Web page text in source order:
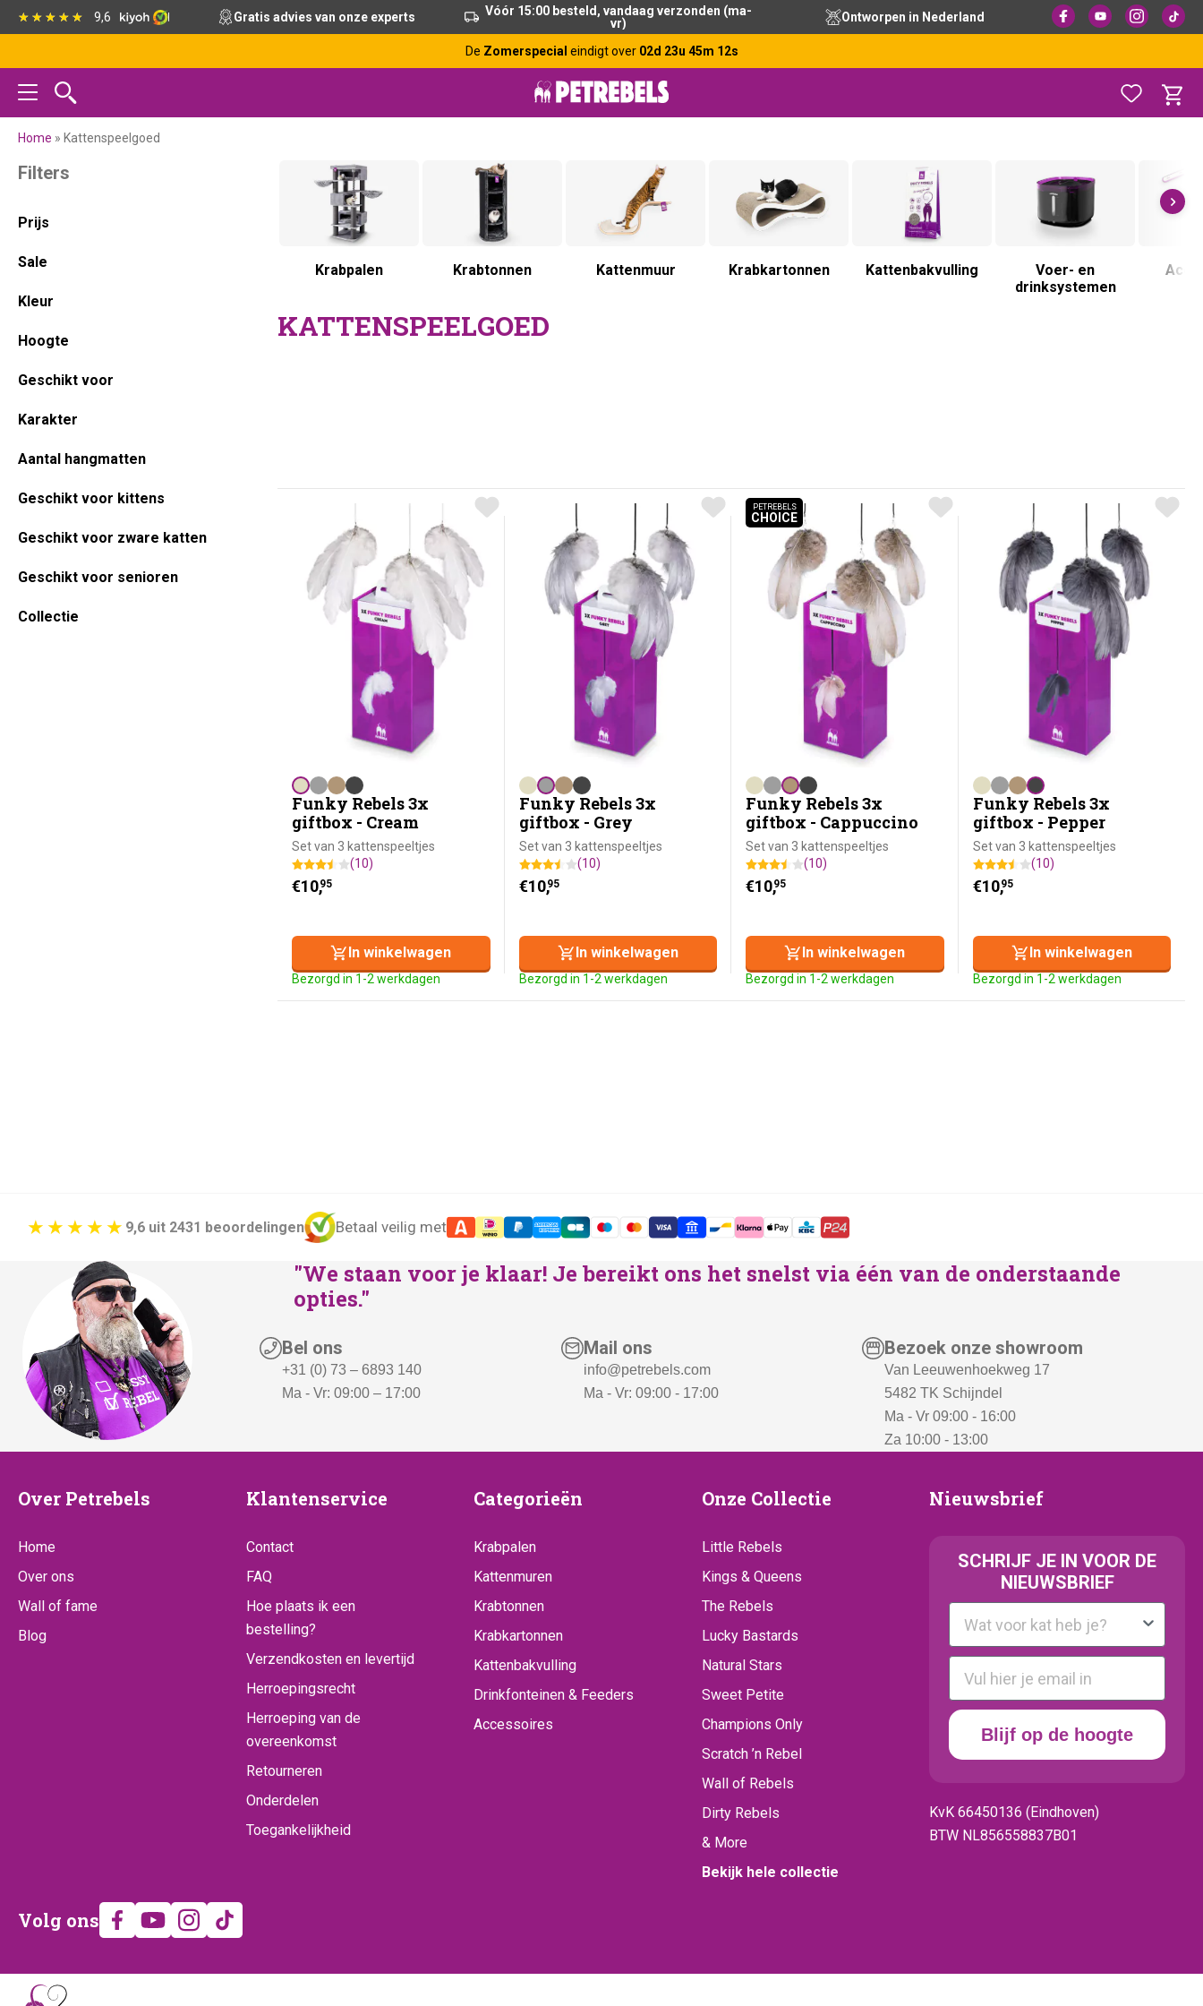
Spring
hoofdnavigatie
Door
hoofd
inhoud
Spring
eerste
sidebar
Spring
voettekst
9,6 Gratis advies van onze experts
Vóór 15:00 besteld, vandaag verzonden (ma-
vr)
Ontworpen in Nederland
De Zomerspecial eindigt over 02d 23u 45m 11s
Home » Kattenspeelgoed
Krabpalen Krabtonnen Kattenmuur Krabkartonnen Kattenbakvulling
Voer- en
drinksystemen
KATTENSPEELGOED
Funky Rebels 3x
giftbox - Cream
Set van 3 kattenspeeltjes
(10)
€10,95
Bezorgd in 1-2 werkdagen
In winkelwagen
Funky Rebels 3x
giftbox - Grey
Set van 3 kattenspeeltjes
(10)
€10,95
Bezorgd in 1-2 werkdagen
In winkelwagen
PETREBELS
CHOICEPETREBELS CHOICE
Funky Rebels 3x
giftbox - Cappuccino
Set van 3 kattenspeeltjes
(10)
€10,95
Bezorgd in 1-2 werkdagen
In winkelwagen
Funky Rebels 3x
giftbox - Pepper
Set van 3 kattenspeeltjes
(10)
€10,95
Bezorgd in 1-2 werkdagen
In winkelwagen
Primaire
Filters
Prijs
Sale
Kleur
Hoogte
Geschikt voor
Karakter
Aantal hangmatten
Geschikt voor kittens
Geschikt voor zware katten
Geschikt voor senioren
Collectie
Betaal veilig met
9,6 uit 2431 beoordelingen
"We staan voor je klaar! Je bereikt ons het snelst via één van de onderstaande
opties."
Bel ons
+31 (0) 73 – 6893 140
Ma - Vr: 09:00 – 17:00
Mail ons
info@petrebels.com
Ma - Vr: 09:00 - 17:00
Bezoek onze showroom
Van Leeuwenhoekweg 17
5482 TK Schijndel
Ma - Vr 09:00 - 16:00
Za 10:00 - 13:00
Over
Petrebels
Over Petrebels
Home
Over ons
Wall of fame
Blog
Klantenservice
Klantenservice
Contact
FAQ
Hoe plaats ik een
bestelling?
Verzendkosten en levertijd
Herroepingsrecht
Herroeping van de
overeenkomst
Retourneren
Onderdelen
Toegankelijkheid
Categorieën
Categorieën
Krabpalen
Kattenmuren
Krabtonnen
Krabkartonnen
Kattenbakvulling
Drinkfonteinen & Feeders
Accessoires
Onze
Collectie
Onze Collectie
Little Rebels
Kings & Queens
The Rebels
Lucky Bastards
Natural Stars
Sweet Petite
Champions Only
Scratch ’n Rebel
Wall of Rebels
Dirty Rebels
& More
Bekijk hele collectie
Nieuwsbrief
Nieuwsbrief
SCHRIJF JE IN VOOR DE
NIEUWSBRIEF
Kattenras
E-mail
Blijf op de hoogte
KvK 66450136 (Eindhoven)
BTW NL856558837B01
Volg
Volg ons